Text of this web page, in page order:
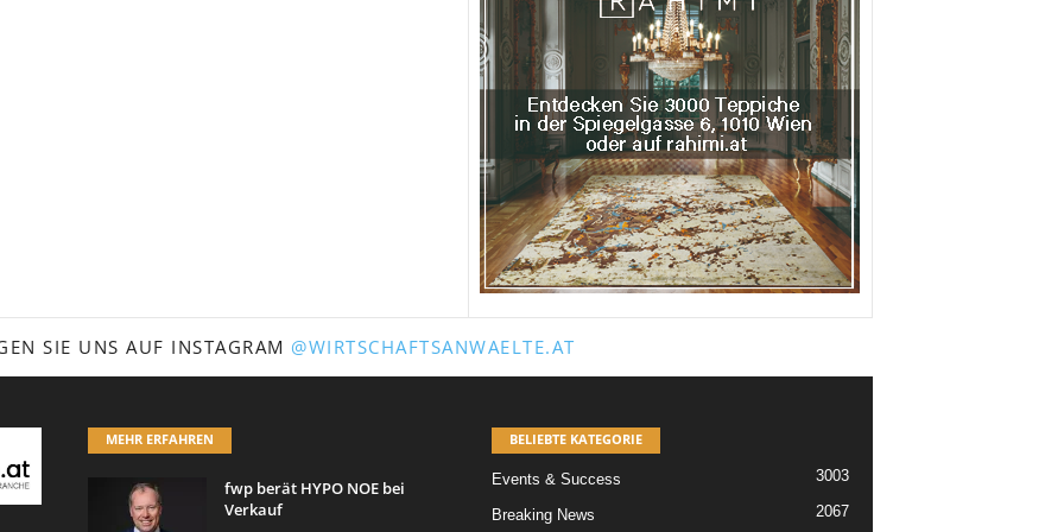
SIE UNS AUF INSTAGRAM @WIRTSCHAFTSANWAELTE.AT
MEHR ERFAHREN
fwp berät HYPO NOE bei
Verkauf
BELIEBTE KATEGORIE
Events & Success 3003
Breaking News 2067